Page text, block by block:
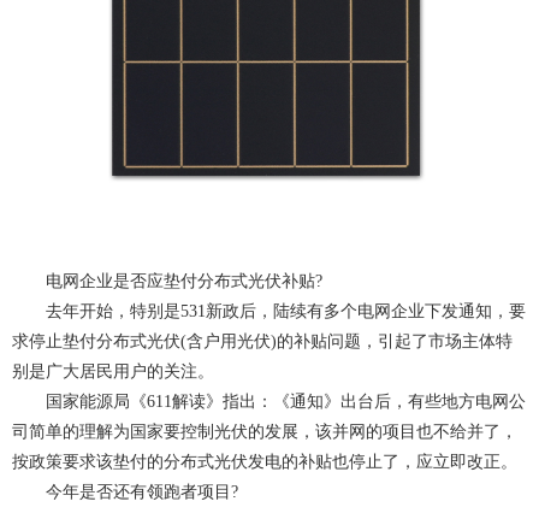
电网企业是否应垫付分布式光伏补贴?
去年开始，特别是531新政后，陆续有多个电网企业下发通知，要
求停止垫付分布式光伏(含户用光伏)的补贴问题，引起了市场主体特
别是广大居民用户的关注。
国家能源局《611解读》指出：《通知》出台后，有些地方电网公
司简单的理解为国家要控制光伏的发展，该并网的项目也不给并了，
按政策要求该垫付的分布式光伏发电的补贴也停止了，应立即改正。
今年是否还有领跑者项目?